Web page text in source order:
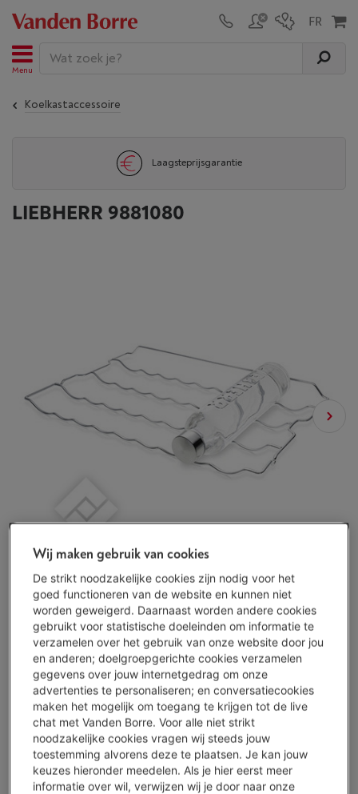
Menu
Koelkastaccessoire
Laagsteprijsgarantie
LIEBHERR 9881080
Morgen geleverd -Bekijk voorraad
€ 32,99
Minder dan 5 in stock, bestel nu!
Koop nu
Wij maken gebruik van cookies
De strikt noodzakelijke cookies zijn nodig voor het
goed functioneren van de website en kunnen niet
worden geweigerd. Daarnaast worden andere cookies
gebruikt voor statistische doeleinden om informatie te
verzamelen over het gebruik van onze website door jou
en anderen; doelgroepgerichte cookies verzamelen
gegevens over jouw internetgedrag om onze
advertenties te personaliseren; en conversatiecookies
maken het mogelijk om toegang te krijgen tot de live
chat met Vanden Borre. Voor alle niet strikt
noodzakelijke cookies vragen wij steeds jouw
toestemming alvorens deze te plaatsen. Je kan jouw
keuzes hieronder meedelen. Als je hier eerst meer
informatie over wil, verwijzen wij je door naar onze